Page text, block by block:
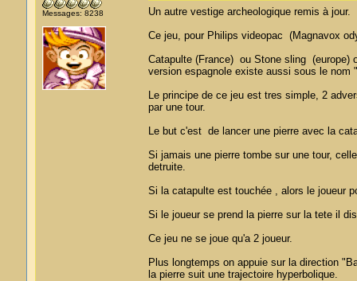
Messages: 8238
Un autre vestige archeologique remis à jour.
Ce jeu, pour Philips videopac (Magnavox
Catapulte (France) ou Stone sling (europe)
version espagnole existe aussi sous le nom
Le principe de ce jeu est tres simple, 2
par une tour.
Le but c'est de lancer une pierre avec la
Si jamais une pierre tombe sur une tour,
detruite.
Si la catapulte est touchée , alors le joueur
Si le joueur se prend la pierre sur la tete il
Ce jeu ne se joue qu'a 2 joueur.
Plus longtemps on appuie sur la direction
la pierre suit une trajectoire hyperbolique.